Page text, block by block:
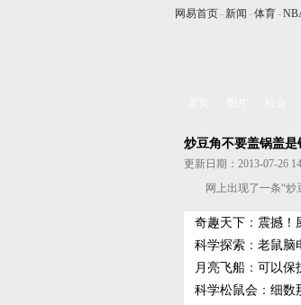
网易首页- 新闻 -体育-
炒豆角不要盖锅盖
更新日期：2013-07-26
网上出现了一条“炒
奇趣天下 ： 震撼！
科学探索 ： 老鼠脑
月亮飞船 ： 可以保
科学松鼠会 ： 细数